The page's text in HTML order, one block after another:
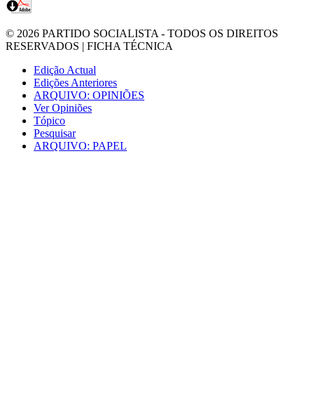
© 2026 PARTIDO SOCIALISTA - TODOS OS DIREITOS
RESERVADOS | FICHA TÉCNICA
Edição Actual
Edições Anteriores
ARQUIVO: OPINIÕES
Ver Opiniões
Tópico
Pesquisar
ARQUIVO: PAPEL